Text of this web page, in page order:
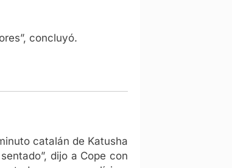
concluyó.
catalán de Katusha
dijo a Cope con